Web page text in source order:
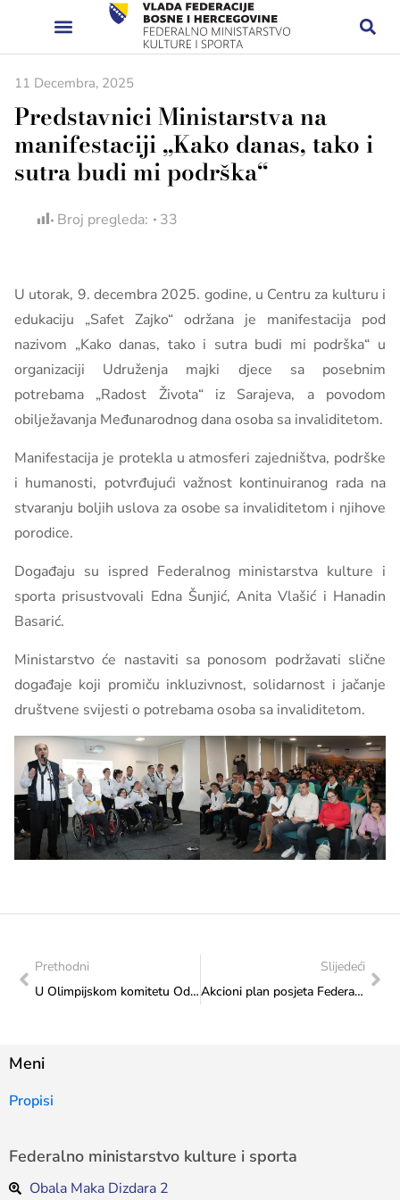
11 Decembra, 2025
Predstavnici Ministarstva na
manifestaciji „Kako danas, tako i
sutra budi mi podrška“
Broj pregleda: 33
U utorak, 9. decembra 2025. godine, u Centru za kulturu i
edukaciju „Safet Zajko“ održana je manifestacija pod
nazivom „Kako danas, tako i sutra budi mi podrška“ u
organizaciji Udruženja majki djece sa posebnim
potrebama „Radost Života“ iz Sarajeva, a povodom
obilježavanja Međunarodnog dana osoba sa invaliditetom.
Manifestacija je protekla u atmosferi zajedništva, podrške
i humanosti, potvrđujući važnost kontinuiranog rada na
stvaranju boljih uslova za osobe sa invaliditetom i njihove
porodice.
Događaju su ispred Federalnog ministarstva kulture i
sporta prisustvovali Edna Šunjić, Anita Vlašić i Hanadin
Basarić.
Ministarstvo će nastaviti sa ponosom podržavati slične
događaje koji promiču inkluzivnost, solidarnost i jačanje
društvene svijesti o potrebama osoba sa invaliditetom.
Prethodni
U Olimpijskom komitetu Održan „Izbor sportiste godine“
Slijedeći
Akcioni plan posjeta Federalnog ministarsta kulture i sporta: Realizovana posjeta Udruženju za očuvanje tradicije i razvoj kulturno-umjetničkog stvaralaštva „Bašlija“ Sarajevo
Meni
Propisi
Federalno ministarstvo kulture i sporta
Obala Maka Dizdara 2